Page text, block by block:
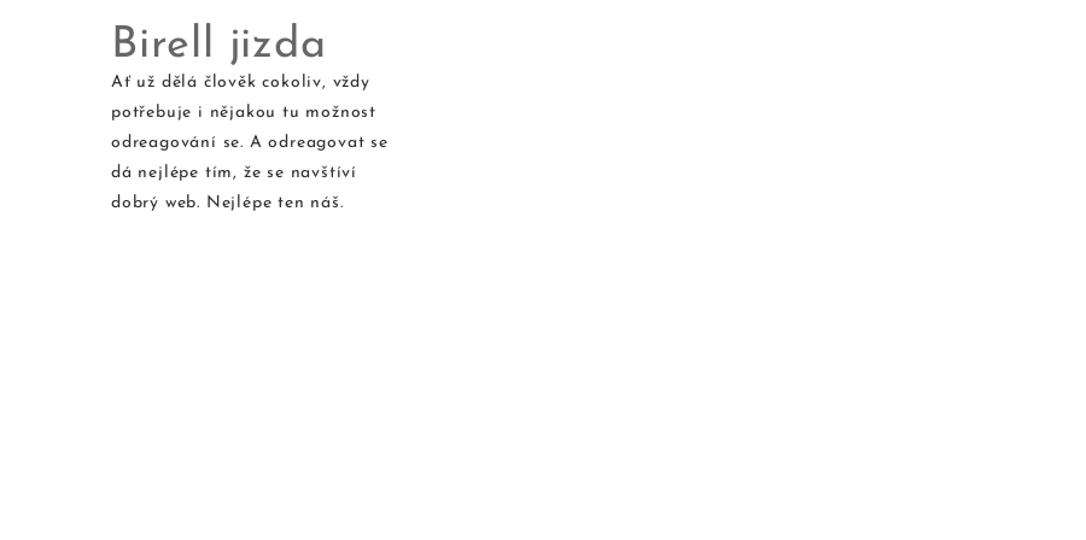
Skip
to
content
Birell jizda
Ať už dělá člověk cokoliv, vždy
potřebuje i nějakou tu možnost
odreagování se. A odreagovat se
dá nejlépe tím, že se navštíví
dobrý web. Nejlépe ten náš.